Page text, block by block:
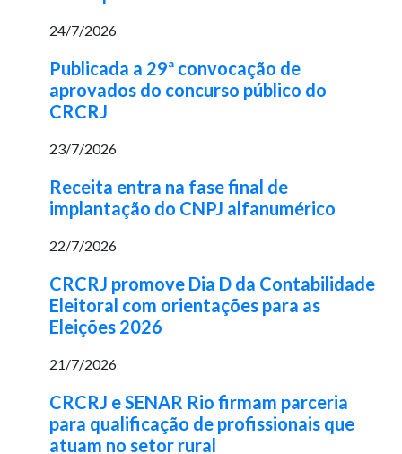
24/7/2026
Publicada a 29ª convocação de
aprovados do concurso público do
CRCRJ
23/7/2026
Receita entra na fase final de
implantação do CNPJ alfanumérico
22/7/2026
CRCRJ promove Dia D da Contabilidade
Eleitoral com orientações para as
Eleições 2026
21/7/2026
CRCRJ e SENAR Rio firmam parceria
para qualificação de profissionais que
atuam no setor rural